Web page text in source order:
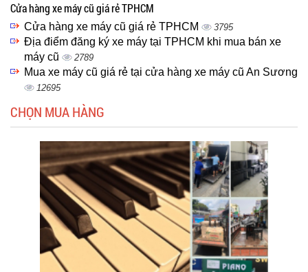
Cửa hàng xe máy cũ giá rẻ TPHCM
Cửa hàng xe máy cũ giá rẻ TPHCM 3795
Địa điểm đăng ký xe máy tại TPHCM khi mua bán xe
máy cũ
2789
Mua xe máy cũ giá rẻ tại cửa hàng xe máy cũ An Sương
12695
CHỌN MUA HÀNG